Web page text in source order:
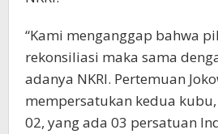
“Kami menganggap bahwa
rekonsiliasi maka sama
adanya NKRI. Pertemuan
mempersatukan kedua
02, yang ada 03 persatuan